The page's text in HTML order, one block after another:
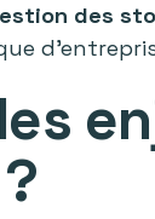
des